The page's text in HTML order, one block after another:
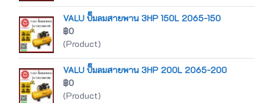
VALU ปั๊มลมสายพาน 3HP 150L 2065-150
฿0
(Product)
VALU ปั๊มลมสายพาน 3HP 200L 2065-200
฿0
(Product)